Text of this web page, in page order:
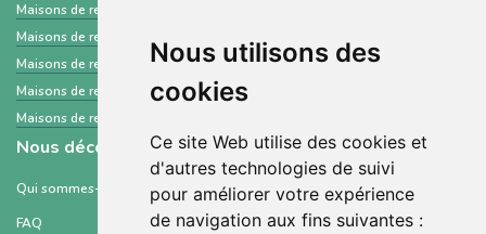
Nous utilisons des
cookies
Ce site Web utilise des cookies et
d'autres technologies de suivi
pour améliorer votre expérience
de navigation aux fins suivantes :
Maisons de retraite et Ehpad
Maisons de retraite et Ehpad
Maisons de retraite et Ehpad Val-d'Oise
Maisons de retraite et Ehpad Côte-d'Or
Maisons de retraite et Ehpad
Nous découvrir
Qui sommes-nous ?
FAQ